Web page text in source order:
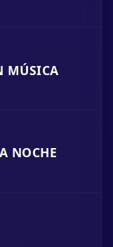
MÚSICA
NOCHE